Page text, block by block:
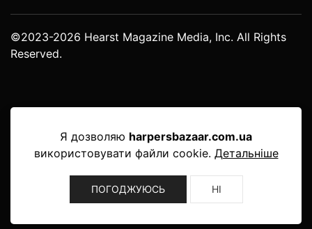
Я дозволяю harpersbazaar.com.ua
використовувати файли cookie. Детальніше
ПОГОДЖУЮСЬ НІ
©2023-2026 Hearst Magazine Media, Inc. All Rights
Reserved.